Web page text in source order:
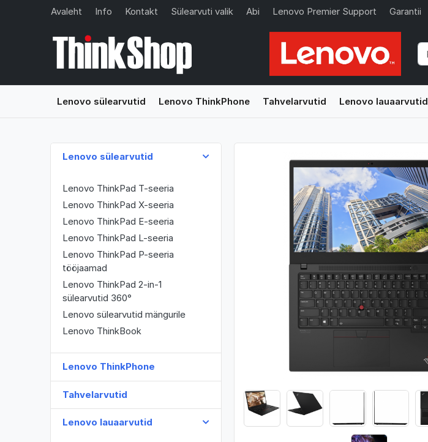
Avaleht Info Kontakt Sülearvuti valik Abi Lenovo Premier Support Garantii
Lenovo sülearvutid Lenovo ThinkPhone Tahvelarvutid Lenovo lauaarvutid
Lenovo sülearvutid
Lenovo ThinkPad T-seeria
Lenovo ThinkPad X-seeria
Lenovo ThinkPad E-seeria
Lenovo ThinkPad L-seeria
Lenovo ThinkPad P-seeria
tööjaamad
Lenovo ThinkPad 2-in-1
sülearvutid 360°
Lenovo sülearvutid mängurile
Lenovo ThinkBook
Lenovo ThinkPhone
Tahvelarvutid
Lenovo lauaarvutid